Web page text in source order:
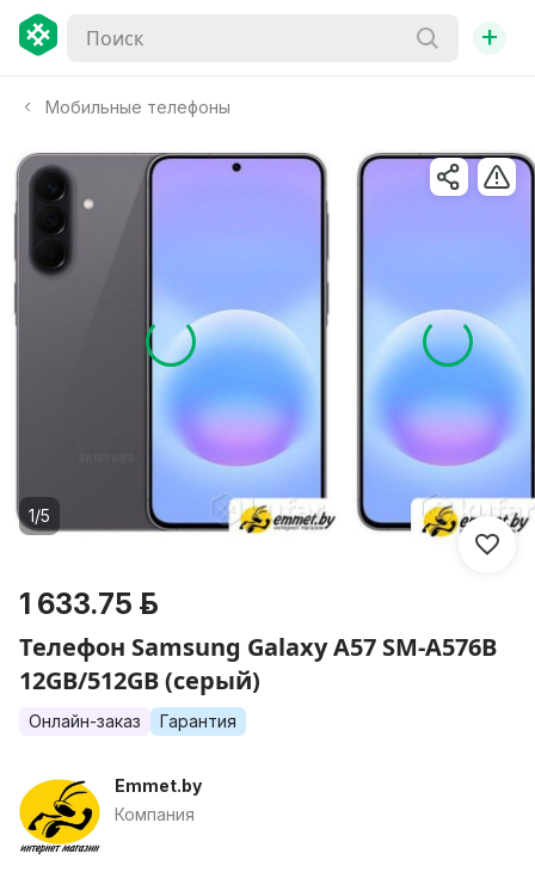
+
Мобильные телефоны
1/5
1 633.75 р.
Телефон Samsung Galaxy A57 SM-A576B
12GB/512GB (серый)
Онлайн-заказ Гарантия
Emmet.by
Компания